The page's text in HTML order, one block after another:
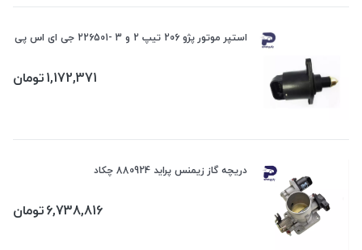
استپر موتور پژو 206 تیپ 2 و 3 -226501 جی ای اس پی
1,172,371تومان
دریچه گاز زیمنس پراید 880924 چکاد
6,738,816تومان